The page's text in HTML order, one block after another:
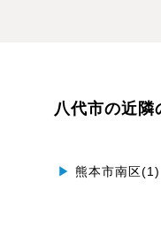
八代市の近隣
▶ 熊本市南区(1)